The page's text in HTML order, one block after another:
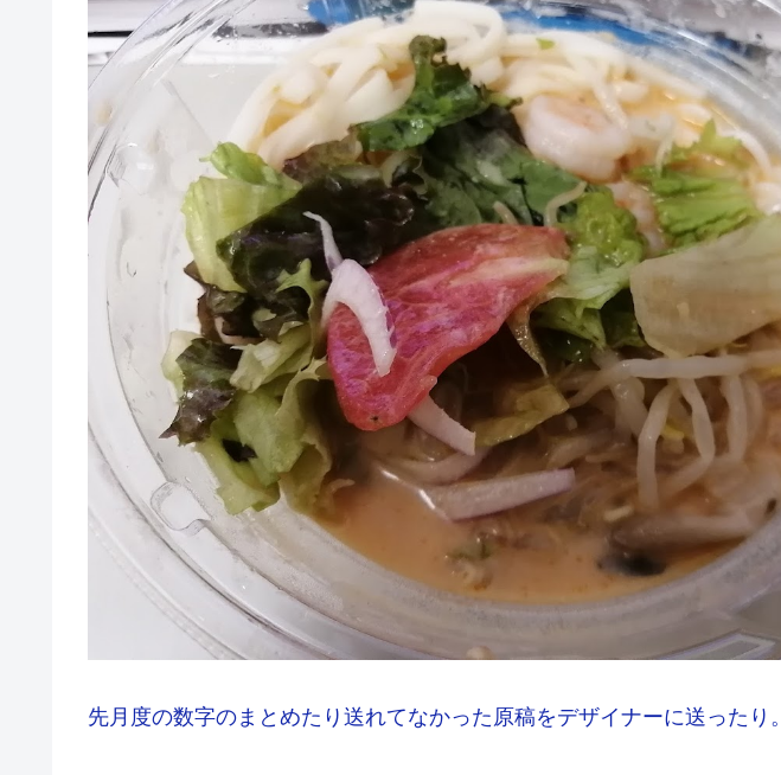
先月度の数字のまとめたり送れてなかった原稿をデザイナーに送ったり。